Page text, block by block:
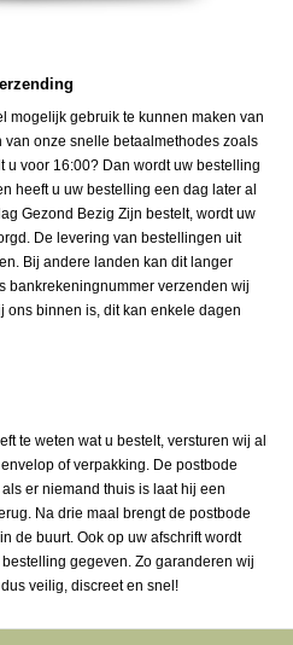
mogelijk gebruik te kunnen maken van
van onze snelle betaalmethodes zoals
u voor 16:00? Dan wordt uw bestelling
heeft u uw bestelling een dag later al
Gezond Bezig Zijn bestelt, wordt uw
De levering van bestellingen uit
Bij andere landen kan dit langer
bankrekeningnummer verzenden wij
binnen is, dit kan enkele dagen
te weten wat u bestelt, versturen wij al
of verpakking. De postbode
er niemand thuis is laat hij een
Na drie maal brengt de postbode
de buurt. Ook op uw afschrift wordt
gegeven. Zo garanderen wij
veilig, discreet en snel!